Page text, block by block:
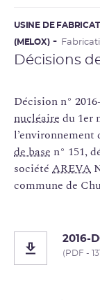
USINE DE
(MELOX)
Décisions
Décision n°
nucléaire du 1er
l’environnement
de base n° 151,
société AREVA
commune de
2016-
(PDF -